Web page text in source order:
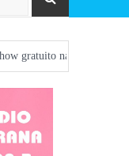
Central e atrações